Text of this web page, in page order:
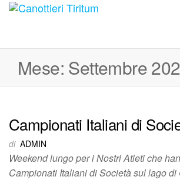
Mese: Settembre
Campionati Italiani di
di ADMIN
Weekend lungo per i Nostri Atleti che
Campionati Italiani di Società sul lago di